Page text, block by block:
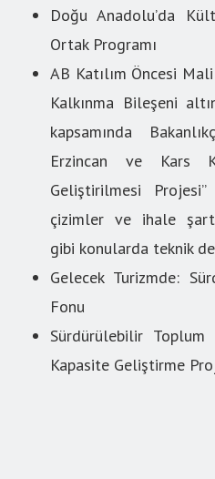
Doğu Anadolu’da
Ortak Programı
AB Katılım Öncesi
Kalkınma Bileşeni
kapsamında
Erzincan ve Kars
Geliştirilmesi
çizimler ve ihale
gibi konularda teknik
Gelecek Turizmde:
Fonu
Sürdürülebilir Toplum
Kapasite Geliştirme